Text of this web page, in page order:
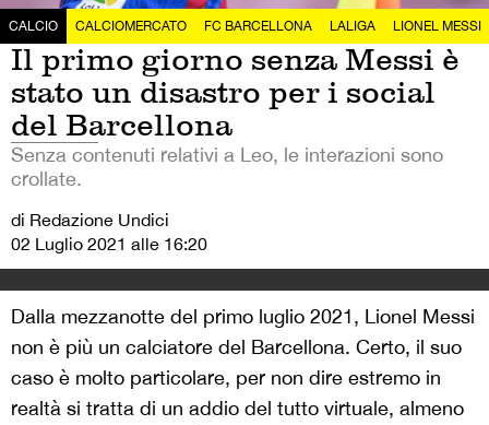
CALCIO CALCIOMERCATO FC BARCELLONA LALIGA LIONEL MESSI
Il primo giorno senza Messi è
stato un disastro per i social
del Barcellona
Senza contenuti relativi a Leo, le interazioni sono
crollate.
di Redazione Undici
02 Luglio 2021 alle 16:20
Dalla mezzanotte del primo luglio 2021, Lionel Messi
non è più un calciatore del Barcellona. Certo, il suo
caso è molto particolare, per non dire estremo in
realtà si tratta di un addio del tutto virtuale, almeno